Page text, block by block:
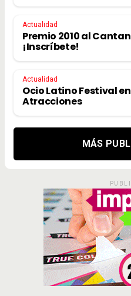
Actualidad
Premio 2010 al
¡Inscríbete!
Actualidad
Ocio Latino Festival
Atracciones
MÁS